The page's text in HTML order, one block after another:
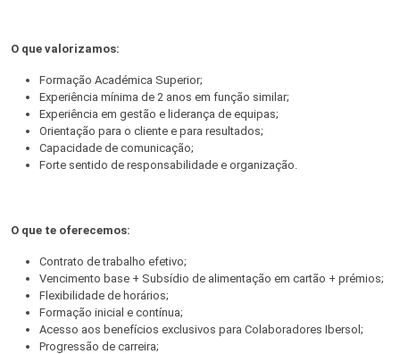
O que valorizamos:
Formação Académica Superior;
Experiência mínima de 2 anos em função similar;
Experiência em gestão e liderança de equipas;
Orientação para o cliente e para resultados;
Capacidade de comunicação;
Forte sentido de responsabilidade e organização.
O que te oferecemos:
Contrato de trabalho efetivo;
Vencimento base + Subsídio de alimentação em cartão + prémios;
Flexibilidade de horários;
Formação inicial e contínua;
Acesso aos benefícios exclusivos para Colaboradores Ibersol;
Progressão de carreira;